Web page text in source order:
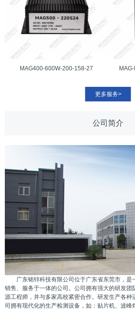
MAG400-600W-200-158-27
更多服务>
公司简介
广东铭锌科技有限公司位于广东省东莞市，是
销售、服务于一体的公司。公司拥有强大的研发团
源工程师，并与多家高校紧密合作。研发生产各种
司拥有现代化的生产检测设备，如：贴片机、波峰